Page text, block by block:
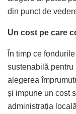
din punct de
Un cost pe care
În timp ce
sustenabilă pentru
alegerea
și impune un cost
administrația